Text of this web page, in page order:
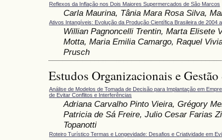
Reflexos da Inflação nos Dois Maiores Supermercados de São Marcos
Carla Maurina, Tânia Mara Rosa Silva,
Ativos Intangíveis: Evolução da Produção Científica Brasileira de 2004
Willian Pagnoncelli Trentin, Marta Elisete
Motta, Maria Emilia Camargo, Raquel
Prusch
Estudos Organizacionais e Gestão
Análise de Modelos de Tomada de Decisão para Implantação em
de Evitar Conflitos e Interferências
Adriana Carvalho Pinto Vieira, Grégory
Patricia de Sá Freire, Julio Cesar Farias
Topanotti
Roteiro Turístico Termas e Longevidade: Desafios e Criatividade em